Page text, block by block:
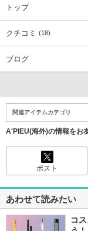
トップ
クチコミ (18)
ブログ
関連アイテムカテゴリ
A'PIEU(海外)の情報をお
ポスト
あわせて読みたい
コ